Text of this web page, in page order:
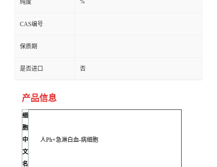
纯度 %
CAS编号
保质期
是否进口 否
产品信息
细
胞
中
文
名
人Ph+急淋白血-病细胞